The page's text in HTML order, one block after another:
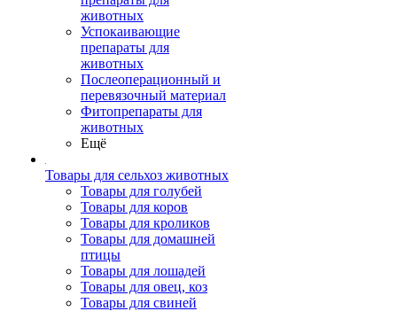
животных
Успокаивающие
препараты для
животных
Послеоперационный и
перевязочный материал
Фитопрепараты для
животных
Ещё
Товары для сельхоз животных
Товары для голубей
Товары для коров
Товары для кроликов
Товары для домашней
птицы
Товары для лошадей
Товары для овец, коз
Товары для свиней